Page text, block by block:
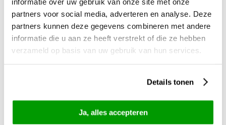
partners voor social media, adverteren en analyse. Deze
partners kunnen deze gegevens combineren met andere
informatie die u aan ze heeft verstrekt of die ze hebben
verzameld op basis van uw gebruik van hun services.
Details tonen
Ja, alles accepteren
Telefoon (Vereist)